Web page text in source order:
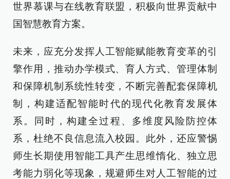
世界慕课与在线教育联盟，积极向世界贡献中
国智慧教育方案。
未来，应充分发挥人工智能赋能教育变革的引
擎作用，推动办学模式、育人方式、管理体制
和保障机制系统性转变，不断完善配套保障机
制，构建适配智能时代的现代化教育发展体
系。同时，构建全过程、多维度风险防控体
系，杜绝不良信息流入校园。此外，还应警惕
师生长期使用智能工具产生思维惰化、独立思
考能力弱化等现象，规避师生对人工智能的过